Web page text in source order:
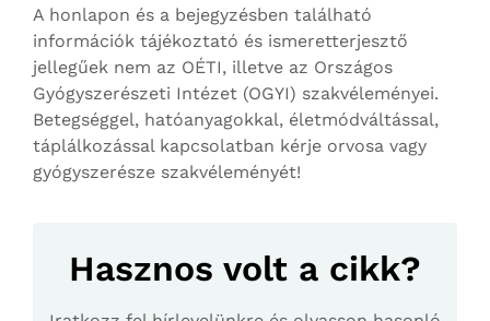
A honlapon és a bejegyzésben található
információk tájékoztató és ismeretterjesztő
jellegűek nem az OÉTI, illetve az Országos
Gyógyszerészeti Intézet (OGYI) szakvéleményei.
Betegséggel, hatóanyagokkal, életmódváltással,
táplálkozással kapcsolatban kérje orvosa vagy
gyógyszerésze szakvéleményét!
Hasznos volt a cikk?